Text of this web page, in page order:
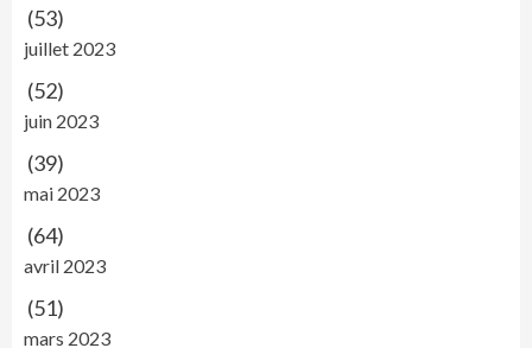
(53)
juillet 2023
(52)
juin 2023
(39)
mai 2023
(64)
avril 2023
(51)
mars 2023